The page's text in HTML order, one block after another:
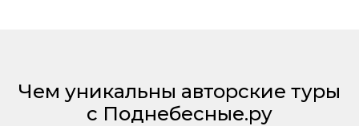
Чем уникальны авторские туры
с Поднебесные.ру